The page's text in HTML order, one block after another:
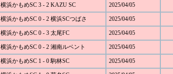
横浜かもめSC 3 - 2 KAZU SC 2025/04/05
横浜かもめSC 0 - 2 横浜SCつばさ 2025/04/05
横浜かもめSC 0 - 3 太尾FC 2025/04/05
横浜かもめSC 0 - 2 湘南ルベント 2025/04/05
横浜かもめSC 1 - 0 駒林SC 2025/04/05